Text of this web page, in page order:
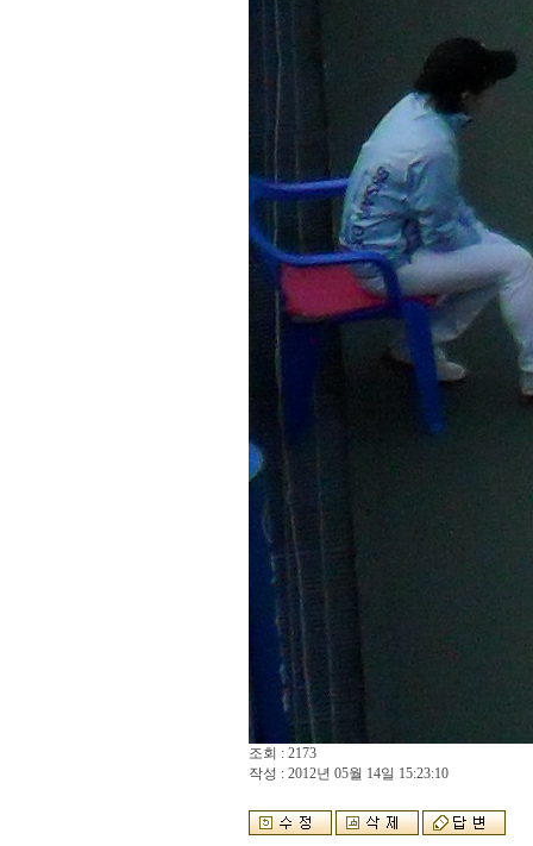
조회 : 2173
작성 : 2012년 05월 14일 15:23:10